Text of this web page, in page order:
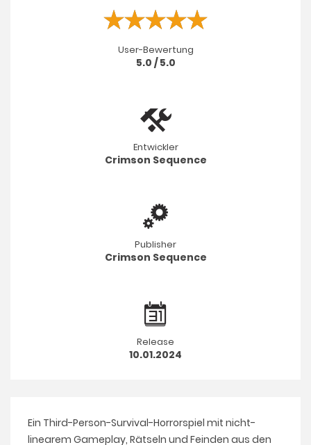
User-Bewertung
5.0 / 5.0
Entwickler
Crimson Sequence
Publisher
Crimson Sequence
Release
10.01.2024
Ein Third-Person-Survival-Horrorspiel mit nicht-
linearem Gameplay, Rätseln und Feinden aus den